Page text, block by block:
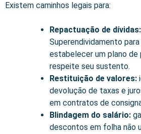
Existem caminhos legais para:
Repactuação de dívidas:
Superendividamento
estabelecer um plano de
respeite seu sustento.
Restituição de valores:
devolução de taxas e
em contratos de
Blindagem do salário:
descontos em folha não